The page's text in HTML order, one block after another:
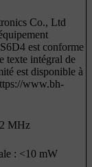
Co., Ltd
est conforme
texte intégral de
est disponible à
www.bh-
MHz
: <10 mW